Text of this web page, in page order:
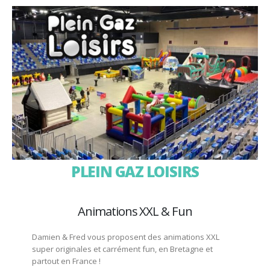
PLEIN GAZ LOISIRS
Animations XXL & Fun
Damien & Fred vous proposent des animations XXL
super originales et carrément fun, en Bretagne et
partout en France !